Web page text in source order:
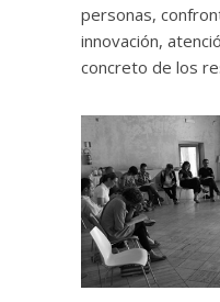
personas,
innovación,
concreto de los